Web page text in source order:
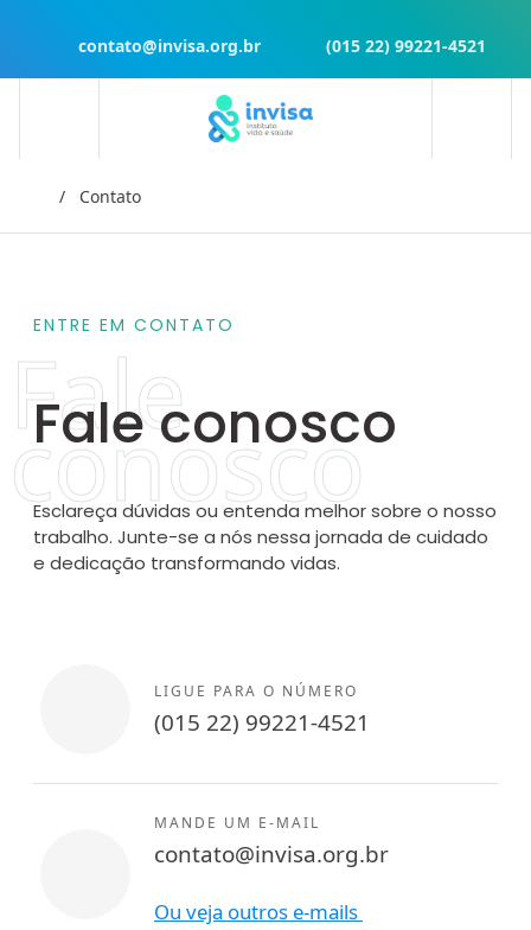
contato@invisa.org.br (015 22) 99221-4521
InícioContato
ENTRE EM CONTATO
Fale conosco
Esclareça dúvidas ou entenda melhor sobre o nosso
trabalho. Junte-se a nós nessa jornada de cuidado
e dedicação transformando vidas.
LIGUE PARA O NÚMERO
(015 22) 99221-4521
MANDE UM E-MAIL
contato@invisa.org.br
Ou veja outros e-mails